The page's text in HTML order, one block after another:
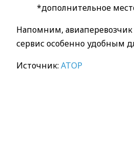
*дополнительное
Напомним,
сервис особенно удобным
Источник: АТОР